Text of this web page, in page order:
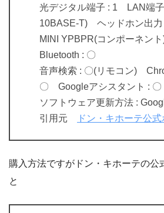
光デジタル端子 : 1 LAN端
10BASE-T) ヘッドホン出力
MINI YPBPR(コンポーネン
Bluetooth : 〇
音声検索 : 〇(リモコン)
〇 Googleアシスタント : 〇
ソフトウェア更新方法 :
引用元
ドン・キホーテ公
購入方法ですがドン・キホーテの公
と